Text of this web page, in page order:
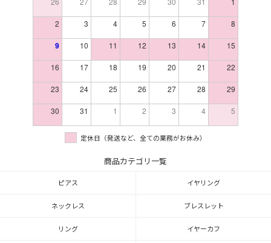
2 3 4 5 6 7 8
9 10 11 12 13 14 15
16 17 18 19 20 21 22
23 24 25 26 27 28 29
30 31 1 2 3 4 5
定休日（発送など、全ての業務がお休み）
商品カテゴリ一覧
ピアス イヤリング
ネックレス ブレスレット
リング イヤーカフ